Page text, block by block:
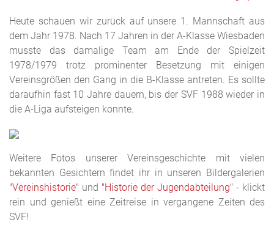
Heute schauen wir zurück auf unsere 1. Mannschaft aus
dem Jahr 1978. Nach 17 Jahren in der A-Klasse Wiesbaden
musste das damalige Team am Ende der Spielzeit
1978/1979 trotz prominenter Besetzung mit einigen
Vereinsgrößen den Gang in die B-Klasse antreten. Es sollte
daraufhin fast 10 Jahre dauern, bis der SVF 1988 wieder in
die A-Liga aufsteigen konnte.
Weitere Fotos unserer Vereinsgeschichte mit vielen
bekannten Gesichtern findet ihr in unseren Bildergalerien
"Vereinshistorie" und "Historie der Jugendabteilung" - klickt
rein und genießt eine Zeitreise in vergangene Zeiten des
SVF!